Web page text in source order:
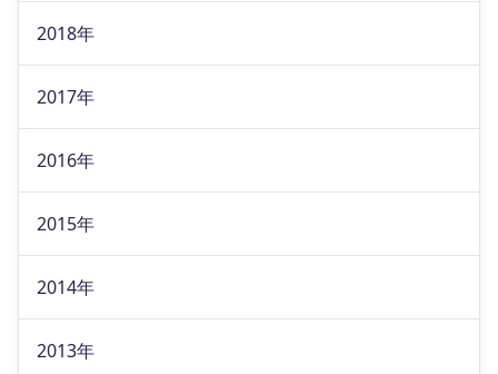
2018年
2017年
2016年
2015年
2014年
2013年